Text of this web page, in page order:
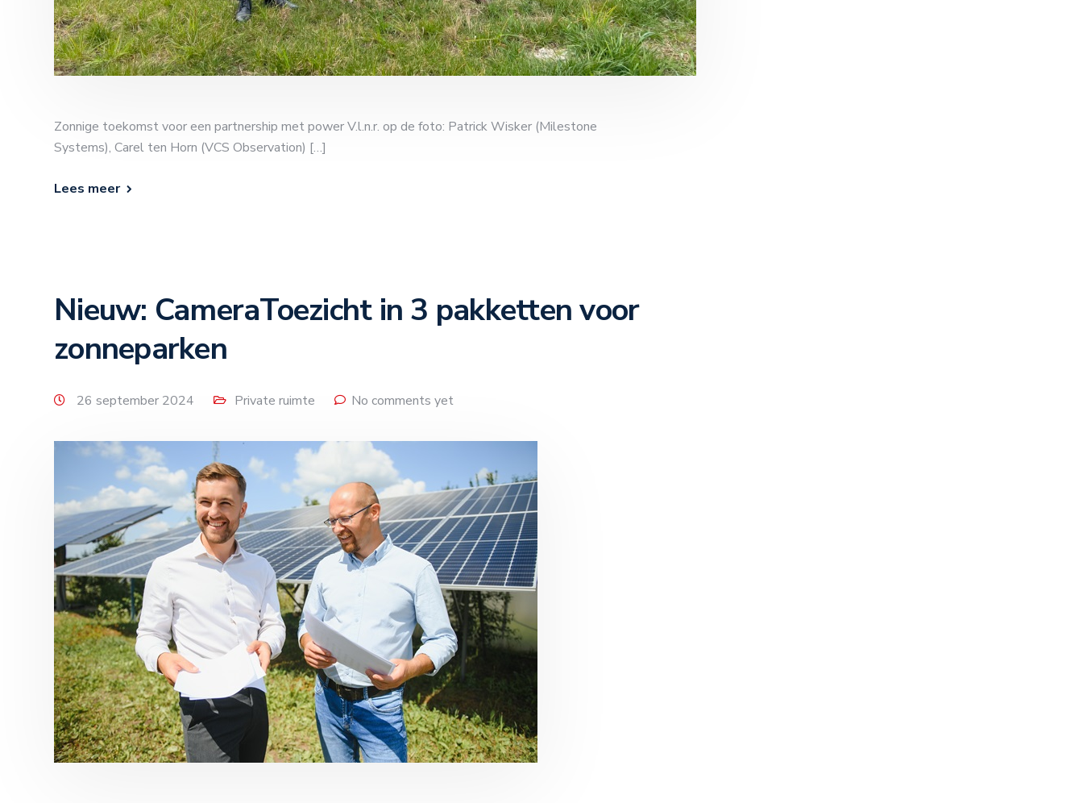
Zonnige toekomst voor een partnership met power V.l.n.r. op de foto: Patrick Wisker (Milestone
Systems), Carel ten Horn (VCS Observation) […]
Lees meer
Nieuw: CameraToezicht in 3 pakketten voor
zonneparken
26 september 2024 Private ruimte No comments yet